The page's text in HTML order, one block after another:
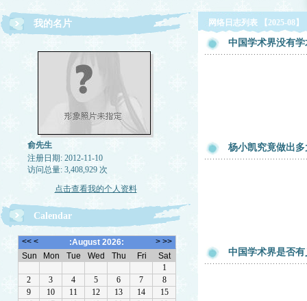
我的名片
俞先生
注册日期: 2012-11-10
访问总量: 3,408,929 次
点击查看我的个人资料
Calendar
网络日志列表 【2025-08】
中国学术界没有
杨小凯究竟做出
中国学术界是否